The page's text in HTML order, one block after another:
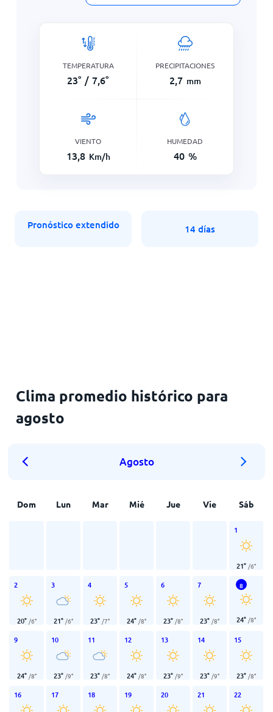
TEMPERATURA
23° / 7,6°
PRECIPITACIONES
2,7 mm
VIENTO
13,8 Km/h
HUMEDAD
40 %
Pronóstico extendido 14 días
Clima promedio histórico para
agosto
Agosto
Dom Lun Mar Mié Jue Vie Sáb
1
21° /6°
2
20° /6°
3
21° /6°
4
23° /7°
5
24° /8°
6
23° /8°
7
23° /8°
8
24° /8°
9
24° /8°
10
23° /9°
11
23° /8°
12
24° /8°
13
23° /9°
14
23° /9°
15
23° /8°
16 17 18 19 20 21 22